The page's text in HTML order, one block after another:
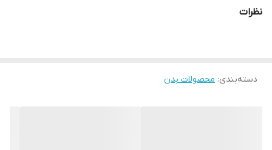
رایحه شکوفه ای و گلی
نظرات
دسته‌بندی: محصولات بدن